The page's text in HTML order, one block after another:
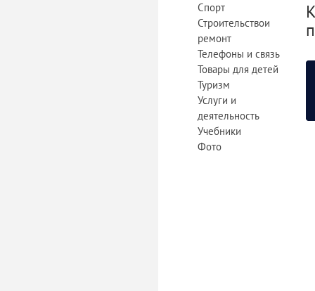
Спорт
Строительствои
ремонт
Телефоны и связь
Товары для детей
Туризм
Услуги и
деятельность
Учебники
Фото